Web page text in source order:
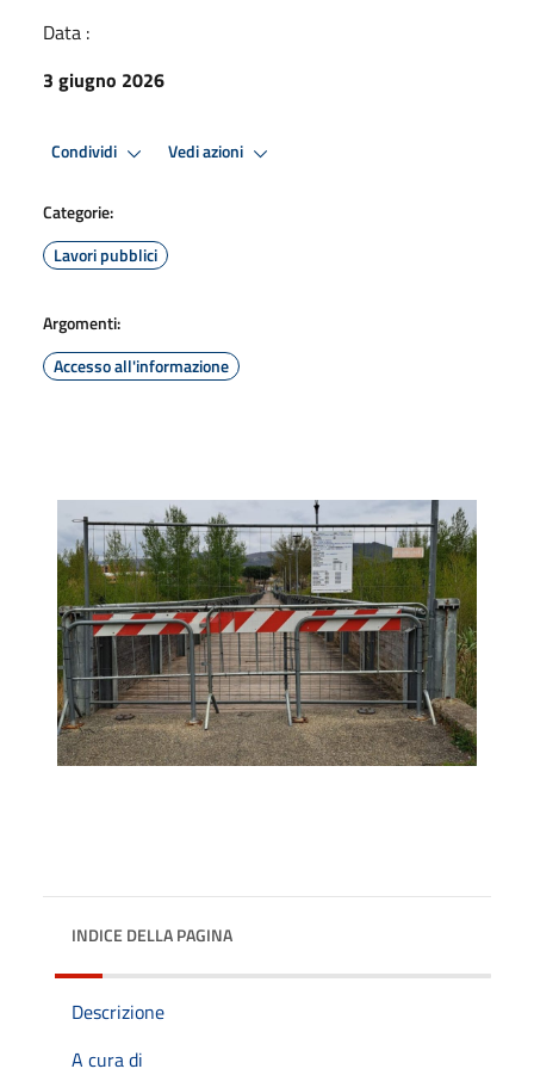
Data :
3 giugno 2026
Condividi Vedi azioni
Categorie:
Lavori pubblici
Argomenti:
Accesso all'informazione
INDICE DELLA PAGINA
Descrizione
A cura di